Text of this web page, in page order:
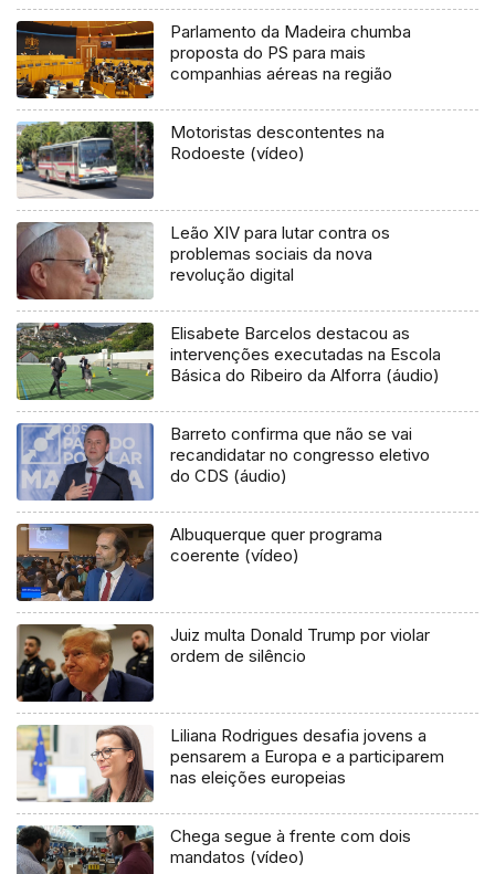
Parlamento da Madeira chumba
proposta do PS para mais
companhias aéreas na região
Motoristas descontentes na
Rodoeste (vídeo)
Leão XIV para lutar contra os
problemas sociais da nova
revolução digital
Elisabete Barcelos destacou as
intervenções executadas na Escola
Básica do Ribeiro da Alforra (áudio)
Barreto confirma que não se vai
recandidatar no congresso eletivo
do CDS (áudio)
Albuquerque quer programa
coerente (vídeo)
Juiz multa Donald Trump por violar
ordem de silêncio
Liliana Rodrigues desafia jovens a
pensarem a Europa e a participarem
nas eleições europeias
Chega segue à frente com dois
mandatos (vídeo)